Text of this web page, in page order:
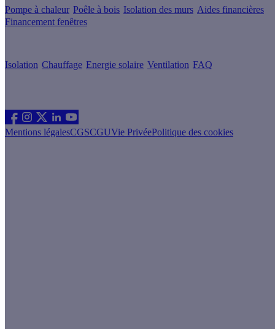
Pompe à chaleur Poêle à bois Isolation des murs Aides financières
Financement fenêtres
Isolation Chauffage Energie solaire Ventilation FAQ
Mentions légalesCGSCGUVie PrivéePolitique des cookies